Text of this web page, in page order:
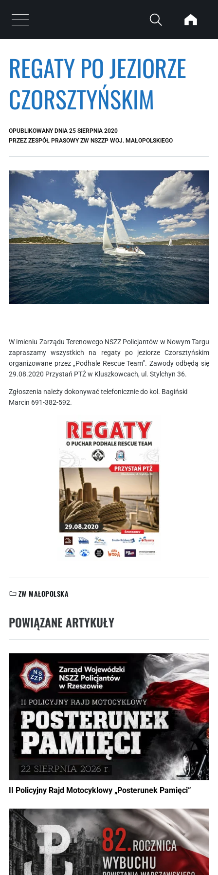
Otwórz menu
REGATY PO JEZIORZE
CZORSZTYŃSKIM
OPUBLIKOWANY DNIA 25 SIERPNIA 2020
PRZEZ ZESPÓŁ PRASOWY ZW NSZZP WOJ. MAŁOPOLSKIEGO
W imieniu Zarządu Terenowego NSZZ Policjantów w Nowym Targu
zapraszamy wszystkich na regaty po jeziorze Czorsztyńskim
organizowane przez „Podhale RescueTeam”. Zawody odbędą się
29.08.2020 Przystań PTŻw Kluszkowcach, ul. Stylchyn 36.
Zgłoszenia należy dokonywać telefonicznie do kol. Bagiński
Marcin 691-382-592.
KATEGORIE:
ZW MAŁOPOLSKA
POWIĄZANE ARTYKUŁY
II Policyjny Rajd Motocyklowy „Posterunek Pamięci”